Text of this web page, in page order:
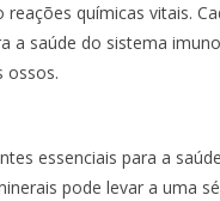
químicas vitais.
a saúde do sistema
ossos.
essenciais para a
pode levar a uma